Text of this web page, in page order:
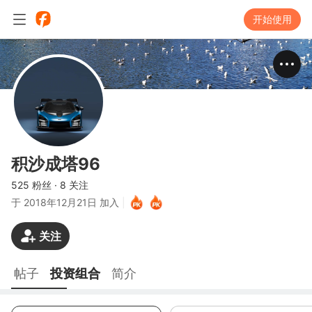
开始使用
积沙成塔96
525 粉丝 · 8 关注
于 2018年12月21日 加入
关注
帖子 投资组合 简介